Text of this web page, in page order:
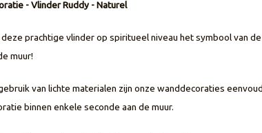
- Vlinder Ruddy - Naturel
prachtige vlinder op spiritueel niveau het symbool van
muur!
van lichte materialen zijn onze wanddecoraties
binnen enkele seconde aan de muur.